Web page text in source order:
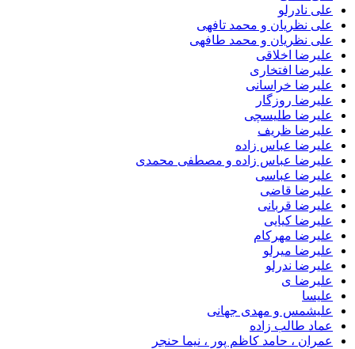
علی نادرلو
علی نظریان و محمد تافهی
علی نظریان و محمد طافهی
علیرضا اخلاقی
علیرضا افتخاری
علیرضا خراسانی
علیرضا روزگار
علیرضا طلیسچی
علیرضا ظریف
علیرضا عباس زاده
علیرضا عباس زاده و مصطفی محمدی
علیرضا عباسی
علیرضا قاضی
علیرضا قربانی
علیرضا کیایی
علیرضا مهرکام
علیرضا میرلو
علیرضا ندرلو
علیرضا ی
علیسا
علیشمس و مهدی جهانی
عماد طالب زاده
عمران ، حامد کاظم پور ، نیما حنجر